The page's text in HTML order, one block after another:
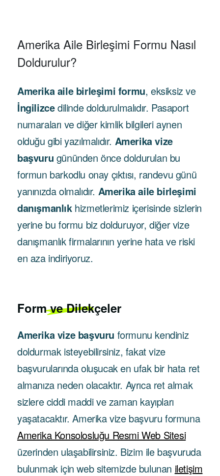
Amerika Aile Birleşimi Formu Nasıl
Doldurulur?
Amerika aile birleşimi formu, eksiksiz ve
İngilizcedilinde doldurulmalıdır. Pasaport
numaraları ve diğer kimlik bilgileri aynen
olduğu gibi yazılmalıdır. Amerika vize
başvuru gününden önce doldurulan bu
formun barkodlu onay çıktısı, randevu günü
yanınızda olmalıdır. Amerika aile birleşimi
danışmanlıkhizmetlerimiz içerisinde sizlerin
yerine bu formu biz dolduruyor, diğer vize
danışmanlık firmalarının yerine hata ve riski
en aza indiriyoruz.
Form ve Dilekçeler
Amerika vize başvuru formunu kendiniz
doldurmak isteyebilirsiniz, fakat vize
başvurularında oluşucak en ufak bir hata ret
almanıza neden olacaktır. Ayrıca ret almak
sizlere ciddi maddi ve zaman kayıpları
yaşatacaktır. Amerika vize başvuru formuna
Amerika Konsolosluğu Resmi Web Sitesi
üzerinden ulaşabilirsiniz. Bizim ile başvuruda
bulunmak için web sitemizde bulunan iletişim